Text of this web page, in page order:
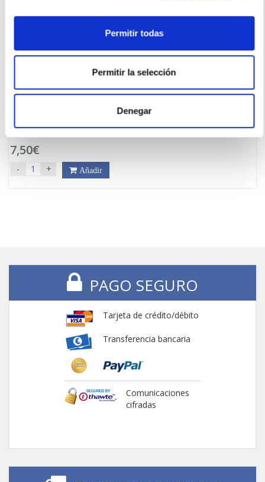
Permitir todas
Permitir la selección
Denegar
7,50€
- + Añadir
PAGO SEGURO
Tarjeta de crédito/débito
Transferencia bancaria
Comunicaciones
cifradas